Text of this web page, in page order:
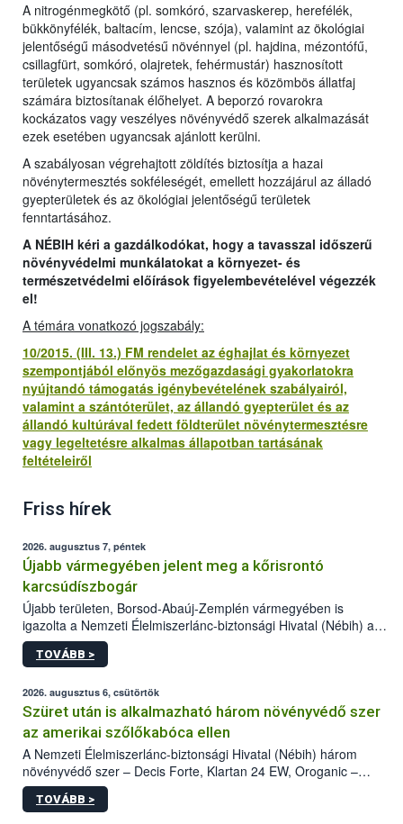
A nitrogénmegkötő (pl. somkóró, szarvaskerep, herefélék,
bükkönyfélék, baltacím, lencse, szója), valamint az ökológiai
jelentőségű másodvetésű növénnyel (pl. hajdina, mézontófű,
csillagfürt, somkóró, olajretek, fehérmustár) hasznosított
területek ugyancsak számos hasznos és közömbös állatfaj
számára biztosítanak élőhelyet. A beporzó rovarokra
kockázatos vagy veszélyes növényvédő szerek alkalmazását
ezek esetében ugyancsak ajánlott kerülni.
A szabályosan végrehajtott zöldítés biztosítja a hazai
növénytermesztés sokféleségét, emellett hozzájárul az álladó
gyepterületek és az ökológiai jelentőségű területek
fenntartásához.
A NÉBIH kéri a gazdálkodókat, hogy a tavasszal időszerű
növényvédelmi munkálatokat a környezet- és
természetvédelmi előírások figyelembevételével végezzék
el!
A témára vonatkozó jogszabály:
10/2015. (III. 13.) FM rendelet az éghajlat és környezet
szempontjából előnyös mezőgazdasági gyakorlatokra
nyújtandó támogatás igénybevételének szabályairól,
valamint a szántóterület, az állandó gyepterület és az
állandó kultúrával fedett földterület növénytermesztésre
vagy legeltetésre alkalmas állapotban tartásának
feltételeiről
Friss hírek
2026. augusztus 7, péntek
Újabb vármegyében jelent meg a kőrisrontó
karcsúdíszbogár
Újabb területen, Borsod-Abaúj-Zemplén vármegyében is
igazolta a Nemzeti Élelmiszerlánc-biztonsági Hivatal (Nébih) a
kőrisrontó karcsúdíszbogár (Agrilus planipennis) jelenlétét. A
kártevőt nem csak színcsapdában találták meg, de már fertőzött
az intenzív felderítést, emellett az intézkedéseket a szlovák
hatósággal is összehangolják a terjedés megállítása érdekében.
TOVÁBB >
2026. augusztus 6, csütörtök
Szüret után is alkalmazható három növényvédő szer
az amerikai szőlőkabóca ellen
A Nemzeti Élelmiszerlánc-biztonsági Hivatal (Nébih) három
növényvédő szer – Decis Forte, Klartan 24 EW, Oroganic –
engedélyokiratát módosította, így azok a szüretet követően,
egészen a vesszőérettség (BBCH 91) stádiumáig
TOVÁBB >